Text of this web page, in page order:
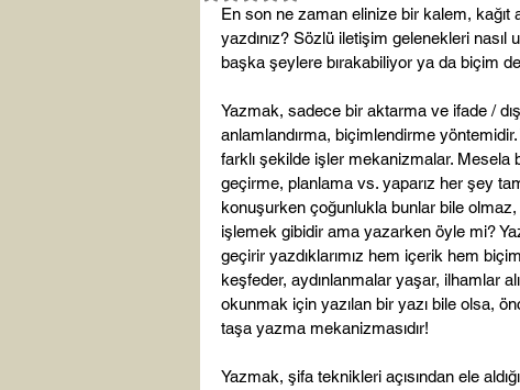
En son ne zaman elinize bir kalem, kağıt
yazdınız? Sözlü iletişim gelenekleri
başka şeylere bırakabiliyor ya da biçim
Yazmak, sadece bir aktarma ve ifade /
anlamlandırma, biçimlendirme
farklı şekilde işler mekanizmalar. Mesela
geçirme, planlama vs. yaparız her şey
konuşurken çoğunlukla bunlar bile olmaz,
işlemek gibidir ama yazarken öyle mi?
geçirir yazdıklarımız hem içerik hem
keşfeder, aydınlanmalar yaşar, ilhamlar
okunmak için yazılan bir yazı bile olsa,
taşa yazma mekanizmasıdır!
Yazmak, şifa teknikleri açısından ele